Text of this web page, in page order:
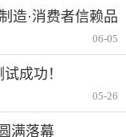
造·消费者信赖品
06-05
成功！
05-26
满落幕